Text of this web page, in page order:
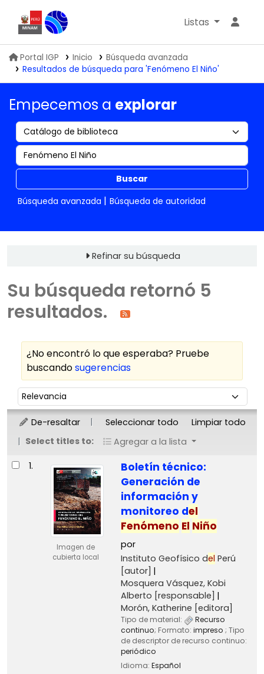
Biblioteca IGP
Listas
Portal IGP Inicio
Búsqueda avanzada
Resultados de búsqueda para 'Fenómeno El Niño'
Empecemos a explorar
Buscar
Búsqueda avanzada
Búsqueda de autoridad
Refinar su búsqueda
Su búsqueda retornó 5
resultados.
¿No encontró lo que esperaba? Pruebe
buscandosugerencias
Ordenar
Ordenar por:
De-resaltar Seleccionar todo
Limpiar todo
Select titles to:
Agregar a la lista
Resultados
1.
Imagen de
cubierta local
Boletín técnico:
Generación de
información y
monitoreo del
Fenómeno El Niño
por
Instituto Geofísico del Perú
[autor]
Mosquera Vásquez, Kobi
Alberto [responsable]
Morón, Katherine [editora]
Tipo de material:
Recurso
continuo; Formato: impreso ; Tipo
de descriptor de recurso continuo:
periódico
Idioma: Español